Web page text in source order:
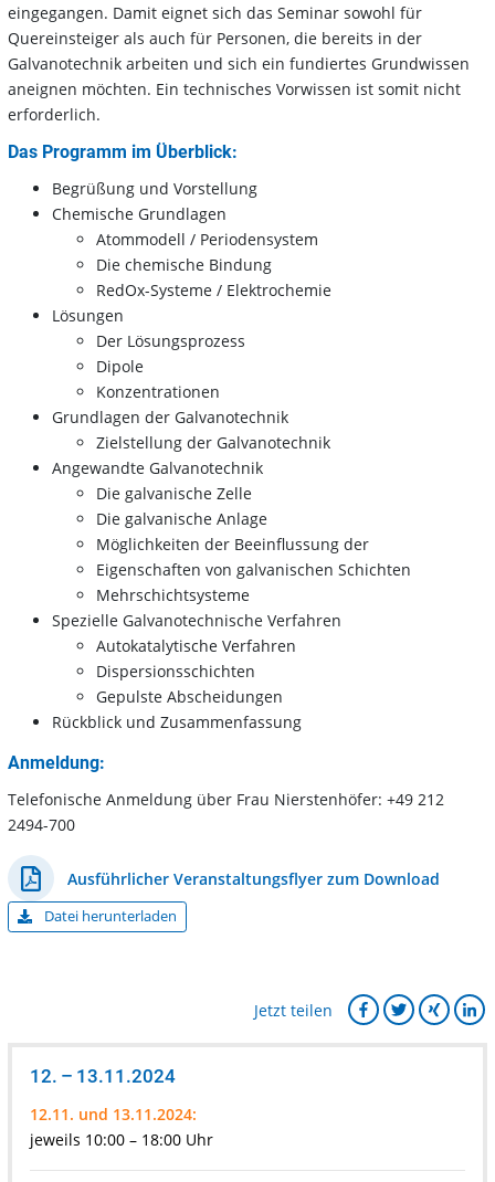
eingegangen. Damit eignet sich das Seminar sowohl für
Quereinsteiger als auch für Personen, die bereits in der
Galvanotechnik arbeiten und sich ein fundiertes Grundwissen
aneignen möchten. Ein technisches Vorwissen ist somit nicht
erforderlich.
Das Programm im Überblick:
Begrüßung und Vorstellung
Chemische Grundlagen
Atommodell / Periodensystem
Die chemische Bindung
RedOx-Systeme / Elektrochemie
Lösungen
Der Lösungsprozess
Dipole
Konzentrationen
Grundlagen der Galvanotechnik
Zielstellung der Galvanotechnik
Angewandte Galvanotechnik
Die galvanische Zelle
Die galvanische Anlage
Möglichkeiten der Beeinflussung der
Eigenschaften von galvanischen Schichten
Mehrschichtsysteme
Spezielle Galvanotechnische Verfahren
Autokatalytische Verfahren
Dispersionsschichten
Gepulste Abscheidungen
Rückblick und Zusammenfassung
Anmeldung:
Telefonische Anmeldung über Frau Nierstenhöfer: +49 212
2494-700
Ausführlicher Veranstaltungsflyer zum Download
Datei herunterladen
Jetzt teilen
12. – 13.11.2024
12.11. und 13.11.2024:
jeweils 10:00 – 18:00 Uhr